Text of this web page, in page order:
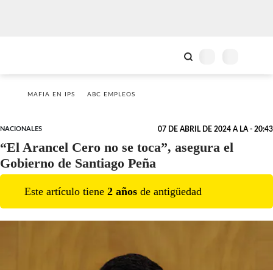
MAFIA EN IPS ABC EMPLEOS
NACIONALES 07 DE ABRIL DE 2024 A LA - 20:43
“El Arancel Cero no se toca”, asegura el
Gobierno de Santiago Peña
Este artículo tiene 2 años de antigüedad